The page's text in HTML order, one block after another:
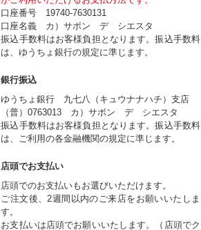
口座番号 19740-7630131
口座名義 カ）サボン デ シエスタ
振込手数料はお客様負担となります。振込手数料
は、ゆうちょ銀行の規定に準じます。
銀行振込
ゆうちょ銀行 九七八（キュウナナハチ）支店
（普）0763013 カ）サボン デ シエスタ
振込手数料はお客様負担となります。振込手数料
は、ご利用の各金融機関の規定に準じます。
店頭でお支払い
店頭でのお支払いもお選びいただけます。
ご注文後、2週間以内のご来店をお願いいたしま
す。
お支払いは店頭でお願いいたします。（店頭でク